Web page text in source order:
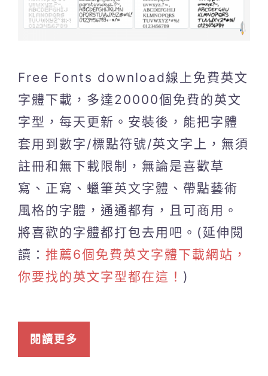
Free Fonts download線上免費英文
字體下載，多達20000個免費的英文
字型，每天更新。安裝後，能把字體
套用到數字/標點符號/英文字上，無須
註冊和無下載限制，無論是喜歡草
寫、正寫、蠟筆英文字體、帶點藝術
風格的字體，通通都有，且可商用。
將喜歡的字體都打包去用吧。(延伸閱
讀： 推薦6個免費英文字體下載網站，
你要找的英文字型都在這！ )
閱讀更多